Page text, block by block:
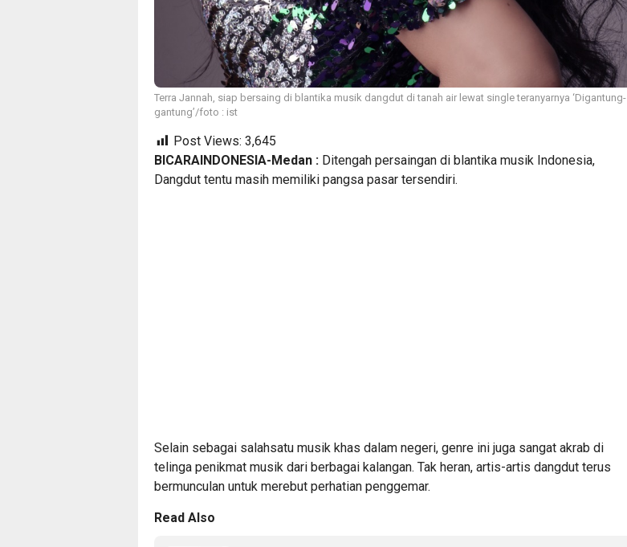
Terra Jannah, siap bersaing di blantika musik dangdut di tanah air lewat single teranyarnya ‘Digantung-
gantung’/foto : ist
Post Views: 3,645
BICARAINDONESIA-Medan : Ditengah persaingan di blantika musik Indonesia,
Dangdut tentu masih memiliki pangsa pasar tersendiri.
Selain sebagai salahsatu musik khas dalam negeri, genre ini juga sangat akrab di
telinga penikmat musik dari berbagai kalangan. Tak heran, artis-artis dangdut terus
bermunculan untuk merebut perhatian penggemar.
Read Also